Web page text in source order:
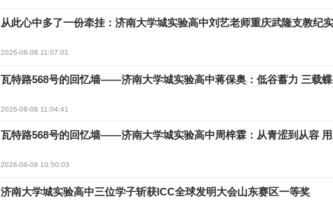
从此心中多了一份牵挂：济南大学城实验高中刘艺老师重庆武隆支教纪实
2026-08-08 11:07:01
瓦特路568号的回忆墙——济南大学城实验高中蒋保奥：低谷蓄力 三载
2026-08-08 11:04:41
瓦特路568号的回忆墙——济南大学城实验高中周梓霖：从青涩到从容
2026-08-08 10:50:03
济南大学城实验高中三位学子斩获ICC全球发明大会山东赛区一等奖